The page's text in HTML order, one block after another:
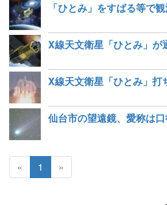
X線天文衛星「ひとみ」が
X線天文衛星「ひとみ」打
仙台市の望遠鏡、愛称は口
« 1 »